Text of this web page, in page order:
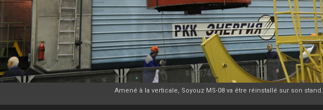
Amené à la verticale, Soyouz MS-08 va être réinstallé sur son stand.